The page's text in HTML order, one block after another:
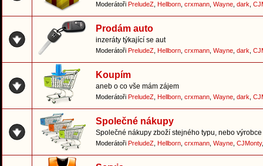
Moderátoři PreludeZ Hellborn crxmann Wayne dark
Prodám auto
inzeráty týkající se aut
Moderátoři PreludeZ Hellborn crxmann Wayne dark
Koupím
aneb o co vše mám zájem
Moderátoři PreludeZ Hellborn crxmann Wayne dark
Společné nákupy
Společné nákupy zboží stejného typu, nebo
Moderátoři PreludeZ Hellborn crxmann Wayne CJMonty